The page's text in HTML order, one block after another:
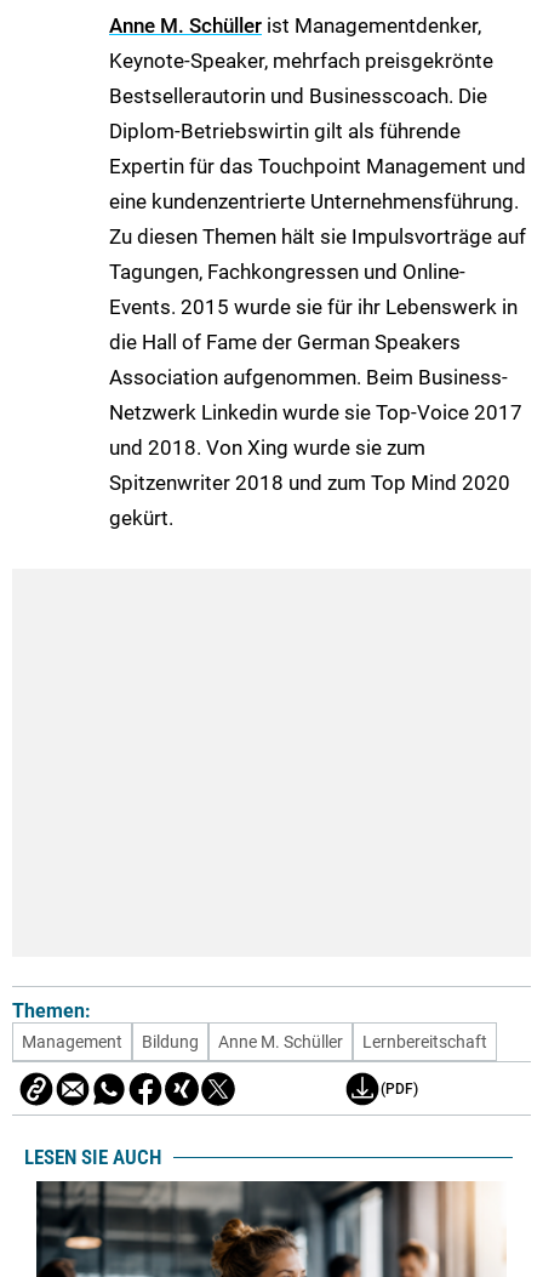
Anne M. Schüller ist Managementdenker,
Keynote-Speaker, mehrfach preisgekrönte
Bestsellerautorin und Businesscoach. Die
Diplom-Betriebswirtin gilt als führende
Expertin für das Touchpoint Management und
eine kundenzentrierte Unternehmensführung.
Zu diesen Themen hält sie Impulsvorträge auf
Tagungen, Fachkongressen und Online-
Events. 2015 wurde sie für ihr Lebenswerk in
die Hall of Fame der German Speakers
Association aufgenommen. Beim Business-
Netzwerk Linkedin wurde sie Top-Voice 2017
und 2018. Von Xing wurde sie zum
Spitzenwriter 2018 und zum Top Mind 2020
gekürt.
Themen:
Management Bildung Anne M. Schüller Lernbereitschaft
(PDF)
LESEN SIE AUCH